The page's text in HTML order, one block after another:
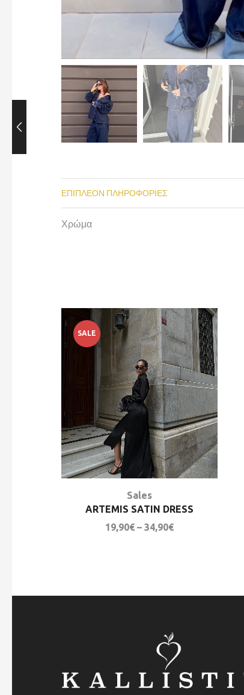
ΕΠΙΠΛΈΟΝ ΠΛΗΡΟΦΟΡΊΕΣ
Χρώμα
SALE
Sales
ARTEMIS SATIN DRESS
19,90€ – 34,90€